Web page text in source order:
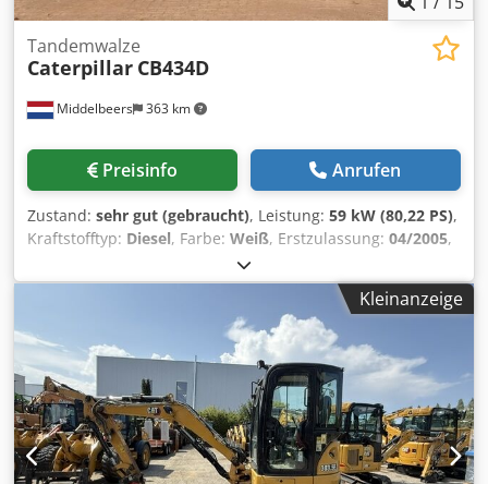
Middelbeers 363 km
Tandemwalze
Caterpillar CB434D
Preisinfo Anrufen
Zustand: sehr gut (gebraucht), Leistung: 59 kW (80,22 PS),
Kraftstofftyp: Diesel, Farbe: Weiß, Erstzulassung: 04/2005,
, Betriebsstunden:
Informationen Csdpfoyzz E Rex Acysha Modelljahr: 2005
Seriennummer: CATCB434LCNH00390 Technische
Informationen Zylinderzahl: 4 Motorhubraum: 4.400 cc
Antrieb: Rad Leergewicht: 7.500 kg Funktionell
Arbeitsbreite: 150 cm Zustand Technischer Zustand: sehr
gut Optischer Zustand: sehr gut Schäden: keines
Finanzielle Informationen Preis: Auf Anfrage Weitere
Informationen Wenden Sie sich an Ernst van Hek, um
weitere Informationen zu erhalten.
Kleinanzeige